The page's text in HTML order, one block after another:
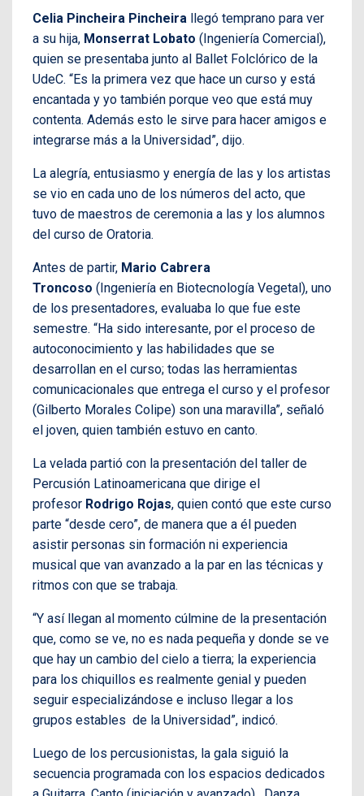
Celia Pincheira Pincheira llegó temprano para ver
a su hija, Monserrat Lobato (Ingeniería Comercial),
quien se presentaba junto al Ballet Folclórico de la
UdeC. “Es la primera vez que hace un curso y está
encantada y yo también porque veo que está muy
contenta. Además esto le sirve para hacer amigos e
integrarse más a la Universidad”, dijo.
La alegría, entusiasmo y energía de las y los artistas
se vio en cada uno de los números del acto, que
tuvo de maestros de ceremonia a las y los alumnos
del curso de Oratoria.
Antes de partir, Mario Cabrera
Troncoso (Ingeniería en Biotecnología Vegetal), uno
de los presentadores, evaluaba lo que fue este
semestre. “Ha sido interesante, por el proceso de
autoconocimiento y las habilidades que se
desarrollan en el curso; todas las herramientas
comunicacionales que entrega el curso y el profesor
(Gilberto Morales Colipe) son una maravilla”, señaló
el joven, quien también estuvo en canto.
La velada partió con la presentación del taller de
Percusión Latinoamericana que dirige el
profesor Rodrigo Rojas, quien contó que este curso
parte “desde cero”, de manera que a él pueden
asistir personas sin formación ni experiencia
musical que van avanzado a la par en las técnicas y
ritmos con que se trabaja.
“Y así llegan al momento cúlmine de la presentación
que, como se ve, no es nada pequeña y donde se ve
que hay un cambio del cielo a tierra; la experiencia
para los chiquillos es realmente genial y pueden
seguir especializándose e incluso llegar a los
grupos estables de la Universidad”, indicó.
Luego de los percusionistas, la gala siguió la
secuencia programada con los espacios dedicados